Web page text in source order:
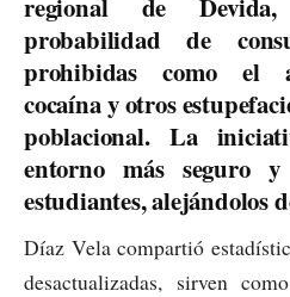
regional de
probabilidad de
prohibidas como el
cocaína y otros
poblacional. La
entorno más seguro
estudiantes, alejándolos
Díaz Vela compartió
desactualizadas, sirven